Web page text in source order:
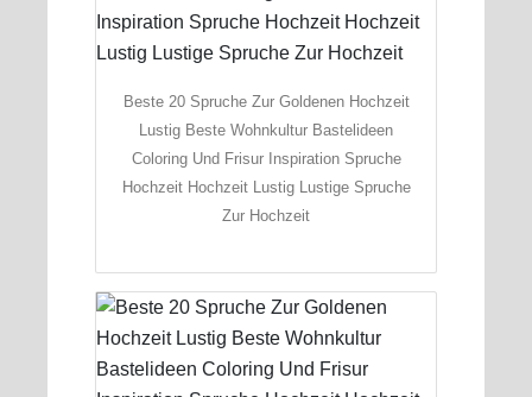
Beste 20 Spruche Zur Goldenen Hochzeit
Lustig Beste Wohnkultur Bastelideen
Coloring Und Frisur Inspiration Spruche
Hochzeit Hochzeit Lustig Lustige Spruche
Zur Hochzeit